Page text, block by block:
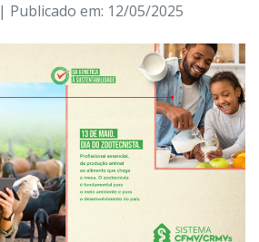
| Publicado em: 12/05/2025